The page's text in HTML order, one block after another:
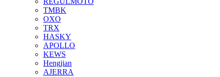
TMBK
OXO
TRX
HASKY
APOLLO
KEWS
Hengjian
AJERRA